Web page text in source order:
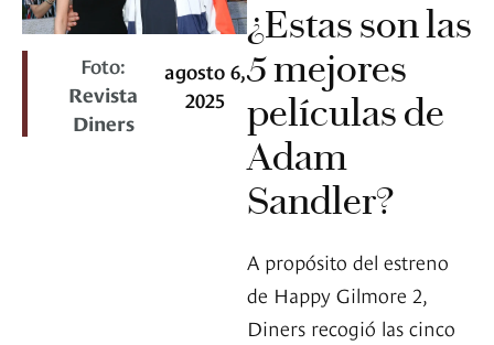
Foto:
Revista
Diners
agosto 6,
2025
¿Estas son las
5 mejores
películas de
Adam
Sandler?
A propósito del estreno
de Happy Gilmore 2,
Diners recogió las cinco